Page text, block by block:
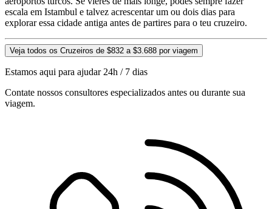
escala em Istambul e talvez acrescentar um ou dois dias para
explorar essa cidade antiga antes de partires para o teu cruzeiro.
Veja todos os Cruzeiros de $832 a $3.688 por viagem
Estamos aqui para ajudar 24h / 7 dias
Contate nossos consultores especializados antes ou durante sua
viagem.